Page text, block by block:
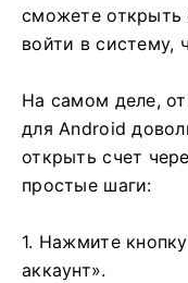
сможете открыть
войти в систему,
На самом деле,
для Android
открыть счет
простые шаги:
1. Нажмите
аккаунт».